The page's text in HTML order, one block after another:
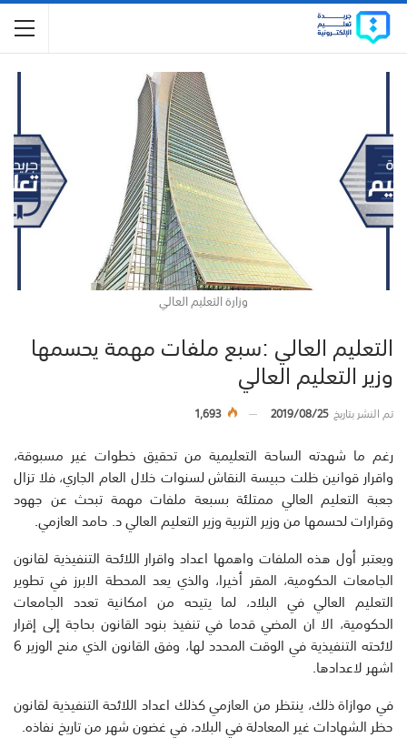
وزارة التعليم العالي
التعليم العالي :سبع ملفات مهمة يحسمها
وزير التعليم العالي
تم النشر بتاريخ2019/08/25
1,693
رغم ما شهدته الساحة التعليمية من تحقيق خطوات غير مسبوقة،
واقرار قوانين ظلت حبيسة النقاش لسنوات خلال العام الجاري، فلا تزال
جعبة التعليم العالي ممتلئة بسبعة ملفات مهمة تبحث عن جهود
وقرارات لحسمها من وزير التربية وزير التعليم العالي د. حامد العازمي.
ويعتبر أول هذه الملفات واهمها اعداد واقرار اللائحة التنفيذية لقانون
الجامعات الحكومية، المقر أخيرا، والذي يعد المحطة الابرز في تطوير
التعليم العالي في البلاد، لما يتيحه من امكانية تعدد الجامعات
الحكومية، الا ان المضي قدما في تنفيذ بنود القانون بحاجة إلى إقرار
لائحته التنفيذية في الوقت المحدد لها، وفق القانون الذي منح الوزير 6
اشهر لاعدادها.
في موازاة ذلك، ينتظر من العازمي كذلك اعداد اللائحة التنفيذية لقانون
حظر الشهادات غير المعادلة في البلاد، في غضون شهر من تاريخ نفاذه.